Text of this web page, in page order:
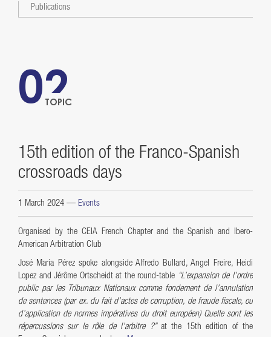
Publications
TOPIC
02
15th edition of the Franco-Spanish
crossroads days
1 March 2024 — Events
Organised by the CEIA French Chapter and the Spanish and Ibero-
American Arbitration Club
José Maria Pérez spoke alongside Alfredo Bullard, Angel Freire, Heidi
Lopez and Jérôme Ortscheidt at the round-table “L’expansion de l’ordre
public par les Tribunaux Nationaux comme fondement de l’annulation
de sentences (par ex. du fait d’actes de corruption, de fraude fiscale, ou
d’application de normes impératives du droit européen) Quelle sont les
répercussions sur le rôle de l’arbitre ?”at the 15th edition of the